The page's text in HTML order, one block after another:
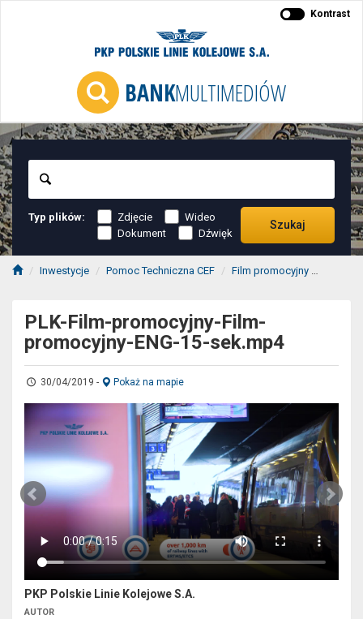
BANKMULTIMEDIÓW
Kontrast
Typ plików: Zdjęcie
Wideo
Dokument
Dźwięk
Szukaj
Inwestycje Pomoc Techniczna CEF Film promocyjny
PLK-Film-promocyjny-Film-
promocyjny-ENG-15-sek.mp4
30/04/2019 - Pokaż na mapie
PKP Polskie Linie Kolejowe S.A.
AUTOR